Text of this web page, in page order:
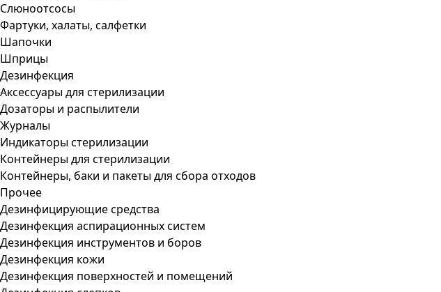
Слюноотсосы
Фартуки, халаты, салфетки
Шапочки
Шприцы
Дезинфекция
Аксессуары для стерилизации
Дозаторы и распылители
Журналы
Индикаторы стерилизации
Контейнеры для стерилизации
Контейнеры, баки и пакеты для сбора отходов
Прочее
Дезинфицирующие средства
Дезинфекция аспирационных систем
Дезинфекция инструментов и боров
Дезинфекция кожи
Дезинфекция поверхностей и помещений